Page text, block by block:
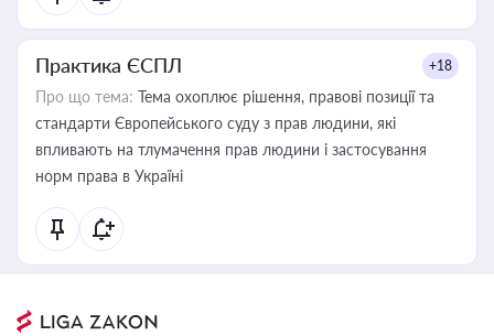
Практика ЄСПЛ +18
Про що тема: Тема охоплює рішення, правові позиції та
стандарти Європейського суду з прав людини, які
впливають на тлумачення прав людини і застосування
норм права в Україні